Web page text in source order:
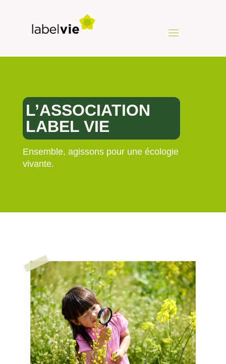
L’ASSOCIATION
LABEL VIE
Ensemble, agissons pour une écologie
vivante.